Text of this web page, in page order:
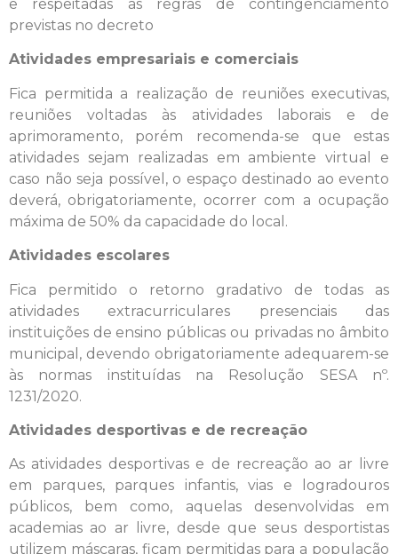
e respeitadas as regras de contingenciamento
previstas no decreto
Atividades empresariais e comerciais
Fica permitida a realização de reuniões executivas,
reuniões voltadas às atividades laborais e de
aprimoramento, porém recomenda-se que estas
atividades sejam realizadas em ambiente virtual e
caso não seja possível, o espaço destinado ao evento
deverá, obrigatoriamente, ocorrer com a ocupação
máxima de 50% da capacidade do local.
Atividades escolares
Fica permitido o retorno gradativo de todas as
atividades extracurriculares presenciais das
instituições de ensino públicas ou privadas no âmbito
municipal, devendo obrigatoriamente adequarem-se
às normas instituídas na Resolução SESA nº.
1231/2020.
Atividades desportivas e de recreação
As atividades desportivas e de recreação ao ar livre
em parques, parques infantis, vias e logradouros
públicos, bem como, aquelas desenvolvidas em
academias ao ar livre, desde que seus desportistas
utilizem máscaras, ficam permitidas para a população